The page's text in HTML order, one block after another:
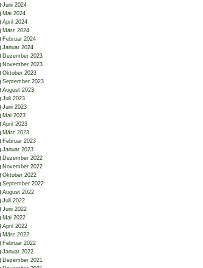
Juni 2024
Mai 2024
April 2024
März 2024
Februar 2024
Januar 2024
Dezember 2023
November 2023
Oktober 2023
September 2023
August 2023
Juli 2023
Juni 2023
Mai 2023
April 2023
März 2023
Februar 2023
Januar 2023
Dezember 2022
November 2022
Oktober 2022
September 2022
August 2022
Juli 2022
Juni 2022
Mai 2022
April 2022
März 2022
Februar 2022
Januar 2022
Dezember 2021